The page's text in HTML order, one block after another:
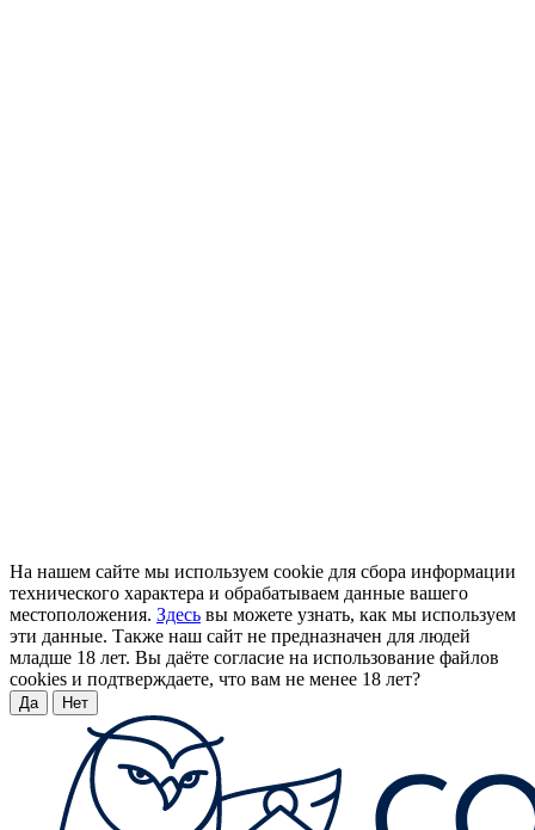
На нашем сайте мы используем cookie для сбора информации
технического характера и обрабатываем данные вашего
местоположения. Здесь вы можете узнать, как мы используем
эти данные. Также наш сайт не предназначен для людей
младше 18 лет. Вы даёте согласие на использование файлов
cookies и подтверждаете, что вам не менее 18 лет?
Да Нет